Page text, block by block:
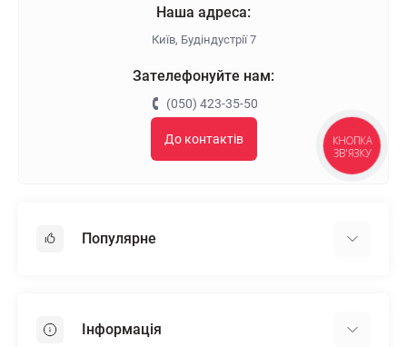
Наша адреса:
Київ, Будіндустрії 7
Зателефонуйте нам:
(050) 423-35-50
До контактів
Популярне
Пінопласт
Інформація
КНОПКА
ЗВ'ЯЗКУ